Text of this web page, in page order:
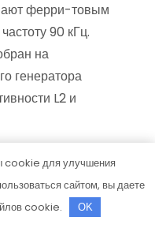
ферри-товым
90 кГц.
на
генератора
L2 и
по
cookie для улучшения
сайтом, вы даете
cookie.
OK